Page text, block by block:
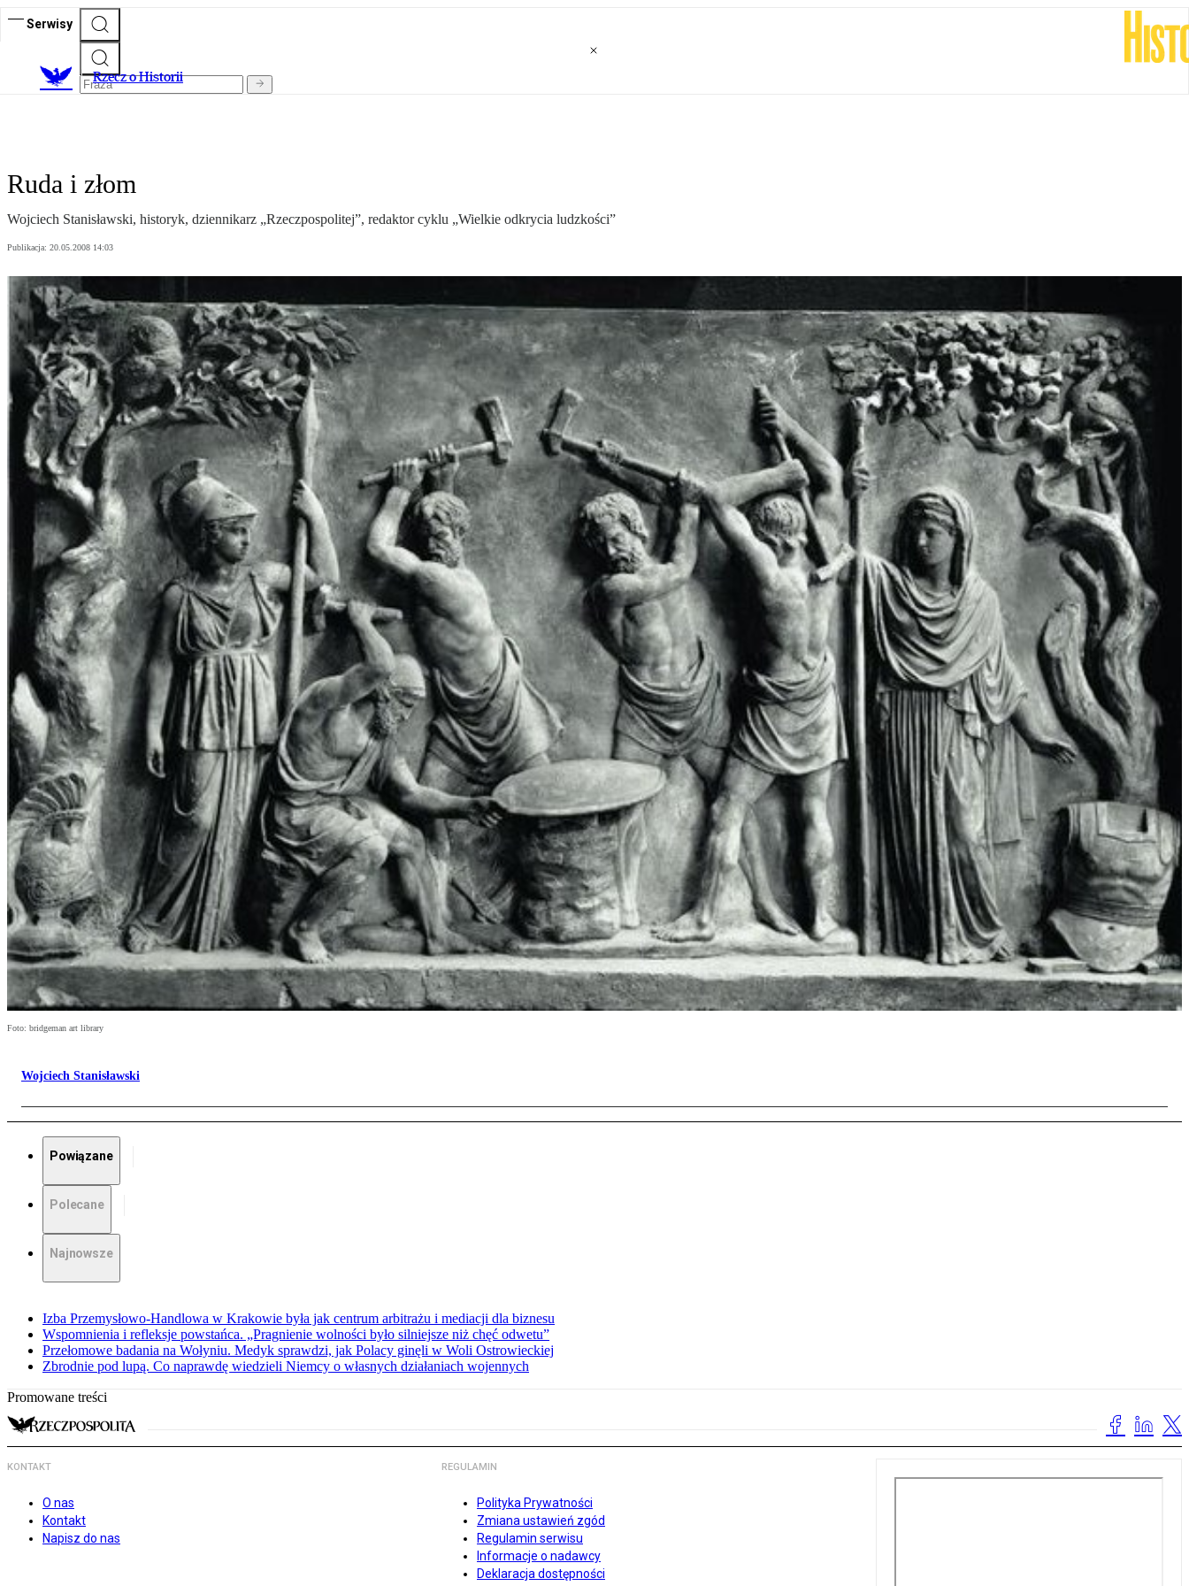
Serwisy
Rzecz o Historii
Ruda i złom
Wojciech Stanisławski, historyk, dziennikarz „Rzeczpospolitej”, redaktor cyklu „Wielkie odkrycia ludzkości”
Publikacja: 20.05.2008 14:03
Foto: bridgeman art library
Wojciech Stanisławski
Powiązane
Polecane
Najnowsze
Izba Przemysłowo-Handlowa w Krakowie była jak centrum arbitrażu i mediacji dla biznesu
Wspomnienia i refleksje powstańca. „Pragnienie wolności było silniejsze niż chęć odwetu”
Przełomowe badania na Wołyniu. Medyk sprawdzi, jak Polacy ginęli w Woli Ostrowieckiej
Zbrodnie pod lupą. Co naprawdę wiedzieli Niemcy o własnych działaniach wojennych
Promowane treści
KONTAKT
O nas
Kontakt
Napisz do nas
REGULAMIN
Polityka Prywatności
Zmiana ustawień zgód
Regulamin serwisu
Informacje o nadawcy
Deklaracja dostępności